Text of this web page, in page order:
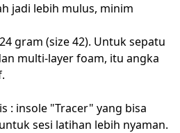
jadi lebih mulus, minim
gram (size 42). Untuk sepatu
multi-layer foam, itu angka
: insole "Tracer" yang bisa
sesi latihan lebih nyaman.